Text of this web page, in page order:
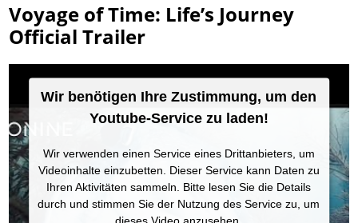
Voyage of Time: Life’s Journey
Official Trailer
Wir benötigen Ihre Zustimmung, um den
Youtube-Service zu laden!
Wir verwenden einen Service eines Drittanbieters, um
Videoinhalte einzubetten. Dieser Service kann Daten zu
Ihren Aktivitäten sammeln. Bitte lesen Sie die Details
durch und stimmen Sie der Nutzung des Service zu, um
dieses Video anzusehen.